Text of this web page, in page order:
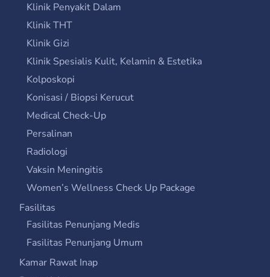
Klinik Penyakit Dalam
Klinik THT
Klinik Gizi
Klinik Spesialis Kulit, Kelamin & Estetika
Kolposkopi
Konisasi / Biopsi Kerucut
Medical Check-Up
Persalinan
Radiologi
Vaksin Meningitis
Women’s Wellness Check Up Package
Fasilitas
Fasilitas Penunjang Medis
Fasilitas Penunjang Umum
Kamar Rawat Inap